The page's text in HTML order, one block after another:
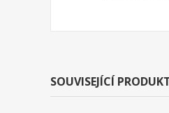
SOUVISEJÍCÍ